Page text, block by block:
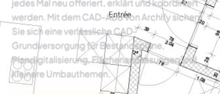
werden. Mit dem CAD-Abo von Archify sichern
Sie sich eine verlässliche CAD-
Grundversorgung für Bestandspläne,
Plandigitalisierung, Flächenanpassungen und
kleinere Umbauthemen.